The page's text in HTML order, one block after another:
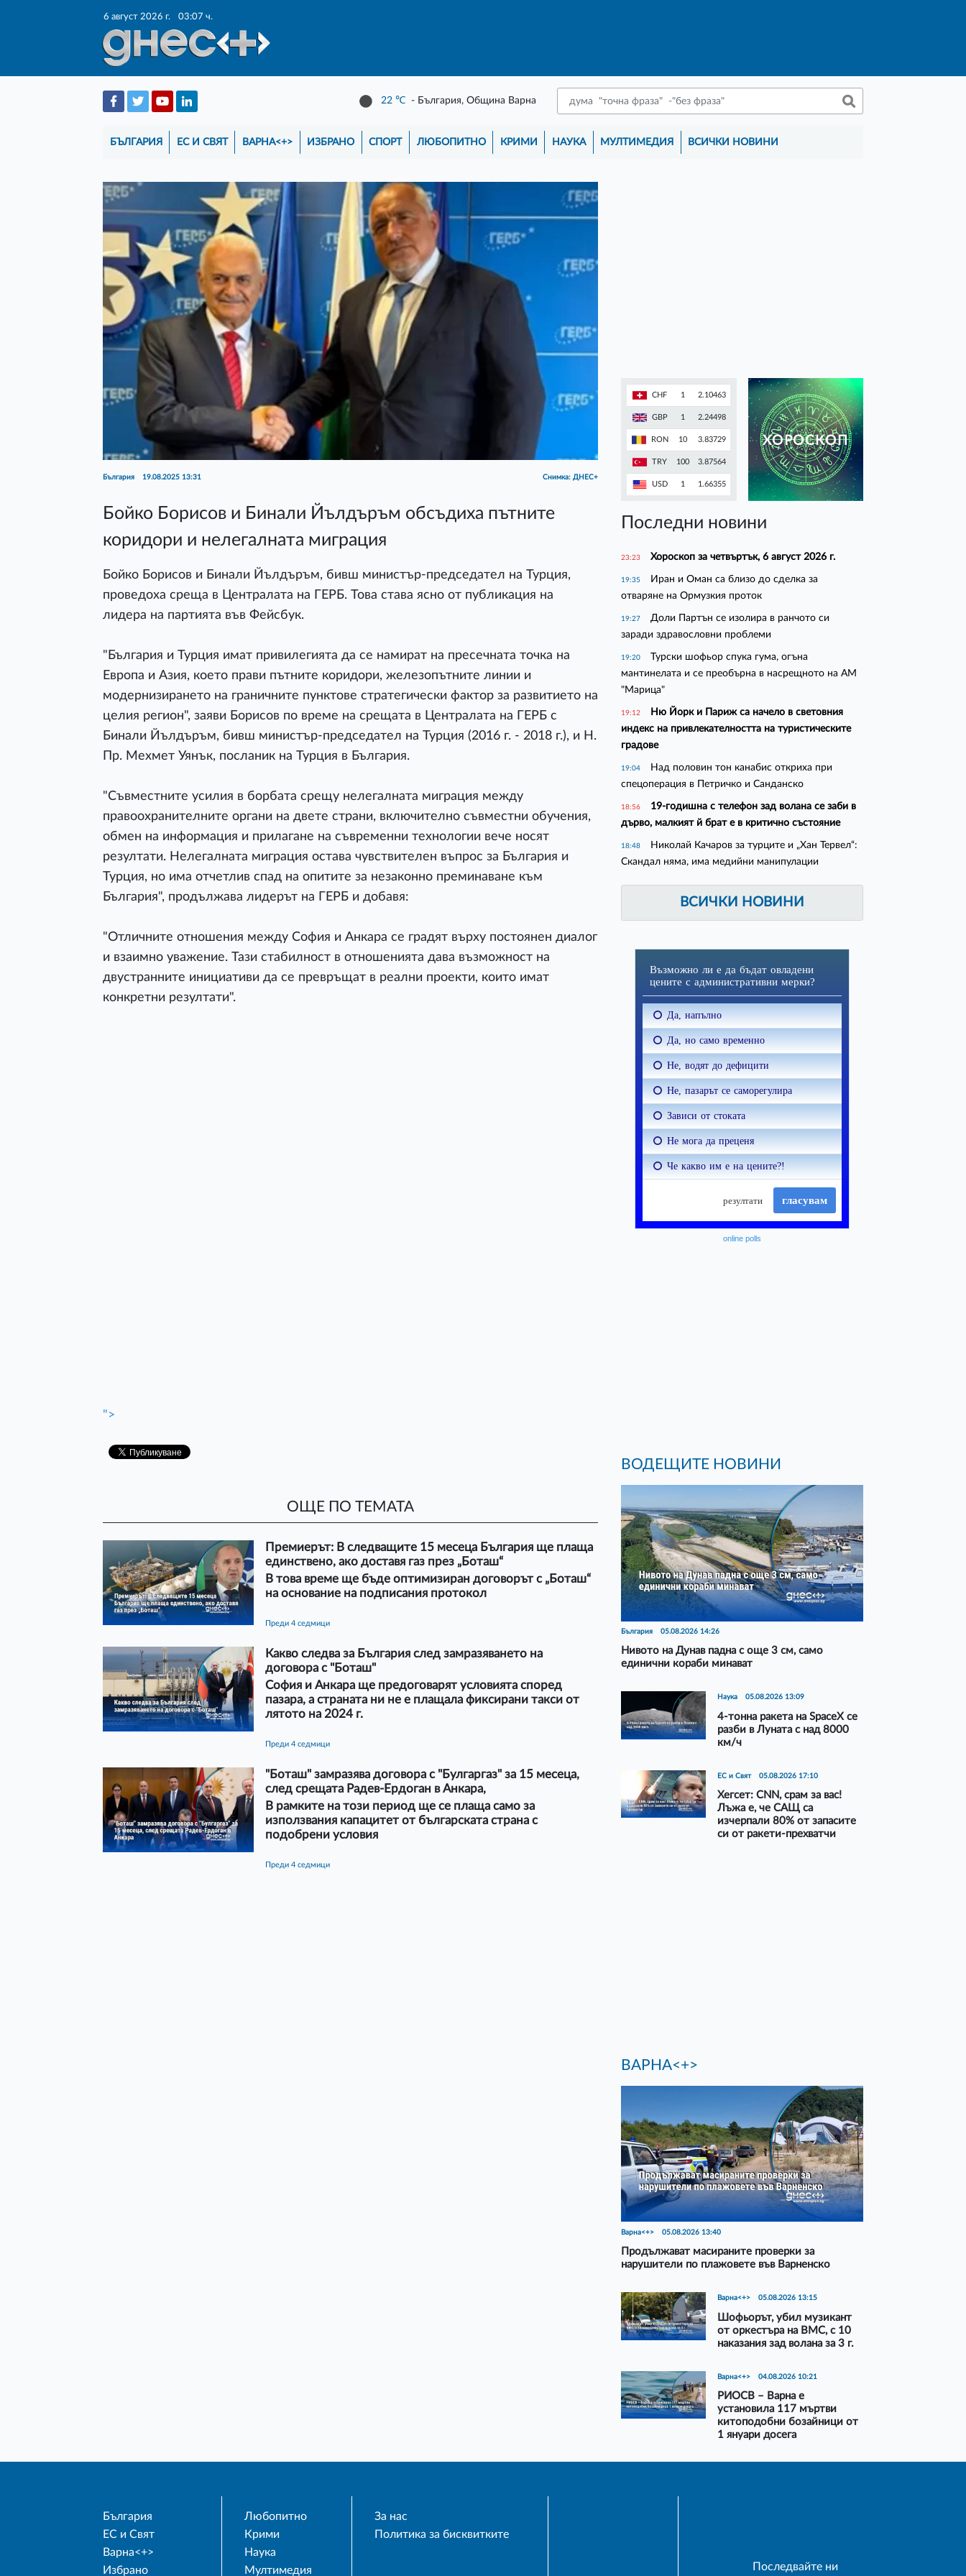
6 август 2026 г. 03:07 ч.
22 ℃ - България, Община Варна
БЪЛГАРИЯ ЕС И СВЯТ ВАРНА<+> ИЗБРАНО СПОРТ ЛЮБОПИТНО КРИМИ НАУКА МУЛТИМЕДИЯ ВСИЧКИ НОВИНИ
България 19.08.2025 13:31 Снимка: ДНЕС+
Бойко Борисов и Бинали Йълдъръм обсъдиха пътните
коридори и нелегалната миграция
Бойко Борисов и Бинали Йълдъръм, бивш министър-председател на Турция,
проведоха среща в Централата на ГЕРБ. Това става ясно от публикация на
лидера на партията във Фейсбук.
"България и Турция имат привилегията да се намират на пресечната точка на
Европа и Азия, което прави пътните коридори, железопътните линии и
модернизирането на граничните пунктове стратегически фактор за развитието на
целия регион", заяви Борисов по време на срещата в Централата на ГЕРБ с
Бинали Йълдъръм, бивш министър-председател на Турция (2016 г. - 2018 г.), и Н.
Пр. Мехмет Уянък, посланик на Турция в България.
"Съвместните усилия в борбата срещу нелегалната миграция между
правоохранителните органи на двете страни, включително съвместни обучения,
обмен на информация и прилагане на съвременни технологии вече носят
резултати. Нелегалната миграция остава чувствителен въпрос за България и
Турция, но има отчетлив спад на опитите за незаконно преминаване към
България", продължава лидерът на ГЕРБ и добавя:
"Отличните отношения между София и Анкара се градят върху постоянен диалог
и взаимно уважение. Тази стабилност в отношенията дава възможност на
двустранните инициативи да се превръщат в реални проекти, които имат
конкретни резултати".
">
ОЩЕ ПО ТЕМАТА
Премиерът: В следващите 15 месеца България ще плаща
единствено, ако доставя газ през „Боташ“
В това време ще бъде оптимизиран договорът с „Боташ“
на основание на подписания протокол
преди 4 седмици
Какво следва за България след замразяването на
договора с "Боташ"
София и Анкара ще предоговарят условията според
пазара, а страната ни не е плащала фиксирани такси от
лятото на 2024 г.
преди 4 седмици
"Боташ" замразява договора с "Булгаргаз" за 15 месеца,
след срещата Радев-Ердоган в Анкара,
В рамките на този период ще се плаща само за
използвания капацитет от българската страна с
подобрени условия
преди 4 седмици
CHF 1 2.10463
GBP 1 2.24498
RON 10 3.83729
TRY 100 3.87564
USD 1 1.66355
ХОРОСКОП
Последни новини
23:23 Хороскоп за четвъртък, 6 август 2026 г.
19:35
Иран и Оман са близо до сделка за
отваряне на Ормузкия проток
19:27
Доли Партън се изолира в ранчото си
заради здравословни проблеми
19:20
Турски шофьор спука гума, огъна
мантинелата и се преобърна в насрещното на АМ
"Марица"
19:12
Ню Йорк и Париж са начело в световния
индекс на привлекателността на туристическите
градове
19:04
Над половин тон канабис откриха при
спецоперация в Петричко и Санданско
18:56
19-годишна с телефон зад волана се заби в
дърво, малкият й брат е в критично състояние
18:48
Николай Качаров за турците и „Хан Тервел“:
Скандал няма, има медийни манипулации
ВСИЧКИ НОВИНИ
online polls
ВОДЕЩИТЕ НОВИНИ
България 05.08.2026 14:26
Нивото на Дунав падна с още 3 см, само
единични кораби минават
Наука 05.08.2026 13:09
4-тонна ракета на SpaceX се
разби в Луната с над 8000
км/ч
ЕС и Свят 05.08.2026 17:10
Хегсет: CNN, срам за вас!
Лъжа е, че САЩ са
изчерпали 80% от запасите
си от ракети-прехватчи
ВАРНА<+>
Варна<+> 05.08.2026 13:40
Продължават масираните проверки за
нарушители по плажовете във Варненско
Варна<+> 05.08.2026 13:15
Шофьорът, убил музикант
от оркестъра на ВМС, с 10
наказания зад волана за 3 г.
Варна<+> 04.08.2026 10:21
РИОСВ – Варна е
установила 117 мъртви
китоподобни бозайници от
1 януари досега
България
ЕС и Свят
Варна<+>
Избрано
Любопитно
Крими
Наука
Мултимедия
За нас
Политика за бисквитките
Последвайте ни